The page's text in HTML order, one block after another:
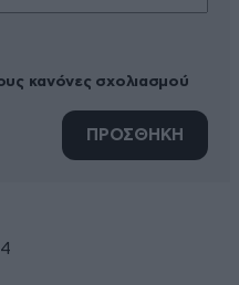
κανόνες σχολιασμού
ΠΡΟΣΘΗΚΗ